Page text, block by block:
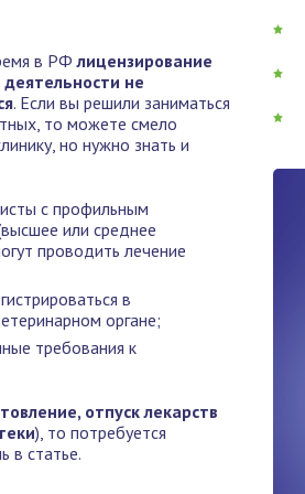
в РФлицензирование
не
. Если вы решили заниматься
то можете смело
но нужно знать и
с профильным
или среднее
проводить лечение
в
органе;
требования к
отпуск лекарств
), то потребуется
в статье.